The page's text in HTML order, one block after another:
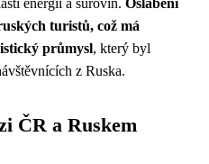
energií a surovin. Oslabení
turistů, což má
průmysl, který byl
z Ruska.
ČR a Ruskem